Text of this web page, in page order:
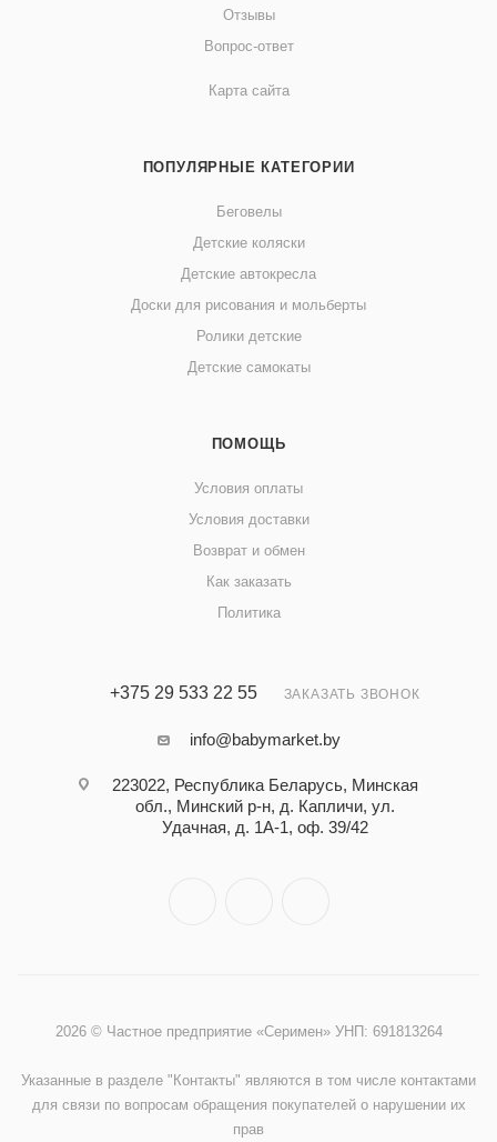
Отзывы
Вопрос-ответ
Карта сайта
ПОПУЛЯРНЫЕ КАТЕГОРИИ
Беговелы
Детские коляски
Детские автокресла
Доски для рисования и мольберты
Ролики детские
Детские самокаты
ПОМОЩЬ
Условия оплаты
Условия доставки
Возврат и обмен
Как заказать
Политика
+375 29 533 22 55 ЗАКАЗАТЬ ЗВОНОК
info@babymarket.by
223022, Республика Беларусь, Минская
обл., Минский р-н, д. Капличи, ул.
Удачная, д. 1А-1, оф. 39/42
2026 © Частное предприятие «Серимен» УНП: 691813264
Указанные в разделе "Контакты" являются в том числе контактами
для связи по вопросам обращения покупателей о нарушении их
прав